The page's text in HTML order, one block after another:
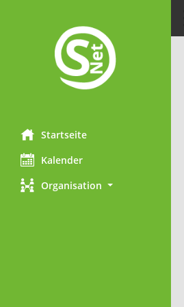
Startseite
Kalender
Organisation